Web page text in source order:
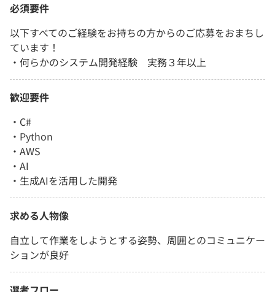
必須要件
以下すべてのご経験をお持ちの方からのご応募をおまちし
ています！
・何らかのシステム開発経験 実務３年以上
歓迎要件
・C#
・Python
・AWS
・AI
・生成AIを活用した開発
求める人物像
自立して作業をしようとする姿勢、周囲とのコミュニケー
ションが良好